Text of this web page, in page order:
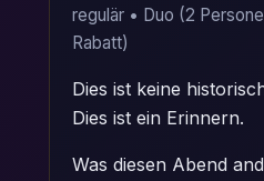
regulär • Duo (2
Rabatt)
Dies ist keine
Dies ist ein Erinnern.
Was diesen Abend